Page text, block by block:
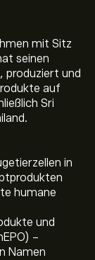
mit Sitz
seinen
produziert und
auf
Sri
in
humane
und
-
Namen